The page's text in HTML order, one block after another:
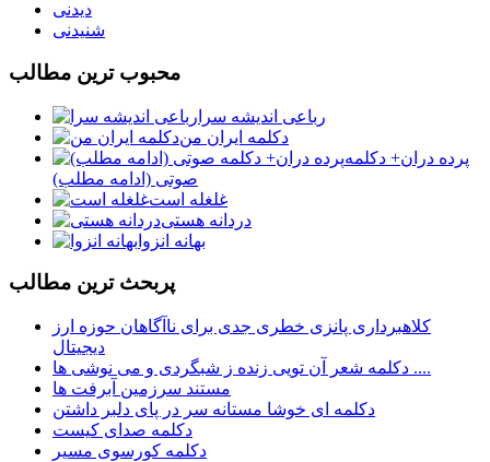
دیدنی
شنیدنی
محبوب ترين مطالب
رباعی اندیشه سرا
دکلمه ایران من
پرده دران+ دکلمه
صوتی (ادامه مطلب)
غلغله است
دردانه هستی
بهانه انزوا
پربحث ترين مطالب
کلاهبرداری پانزی خطری جدی برای ناآگاهان حوزه ارز
دیجیتال
دکلمه شعر آن تویی زنده ز شبگردی و می نوشی ها ....
مستند سرزمین آبرفت ها
دکلمه ای خوشا مستانه سر در پای دلبر داشتن
دکلمه صدای کیست
دکلمه کورسوی مسیر